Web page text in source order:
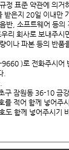
정 표준 약관에 의거
은지 20일 이내만
, 소프트웨어 등의
리 회사로 보내주시
이나 파본 등의 반품
)로 전화주시어
.
잠원동 36-10 금강
적어 함께 넣어주
함께 넣어주시기